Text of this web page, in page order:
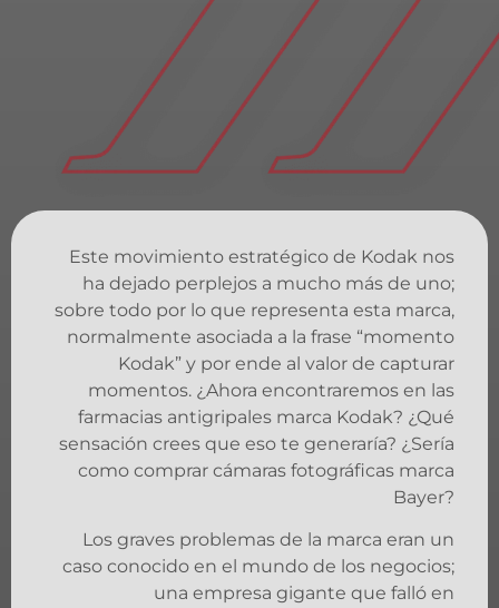
Este movimiento estratégico de Kodak nos
ha dejado perplejos a mucho más de uno;
sobre todo por lo que representa esta marca,
normalmente asociada a la frase “momento
Kodak” y por ende al valor de capturar
momentos. ¿Ahora encontraremos en las
farmacias antigripales marca Kodak? ¿Qué
sensación crees que eso te generaría? ¿Sería
como comprar cámaras fotográficas marca
Bayer?
Los graves problemas de la marca eran un
caso conocido en el mundo de los negocios;
una empresa gigante que falló en